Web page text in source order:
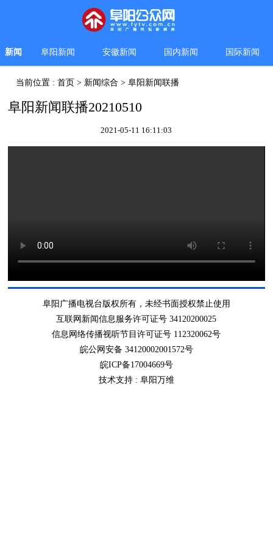
新闻 阜阳新闻 安徽新闻 国内新闻 国际新闻
当前位置 :首页 > 新闻综合 >阜阳新闻联播
阜阳新闻联播20210510
2021-05-11 16:11:03
阜阳广播电视台版权所有，未经书面授权禁止使用
互联网新闻信息服务许可证号 34120200025
信息网络传播视听节目许可证号 112320062号
皖公网安备 34120002001572号
皖ICP备17004669号
技术支持 : 阜阳万维